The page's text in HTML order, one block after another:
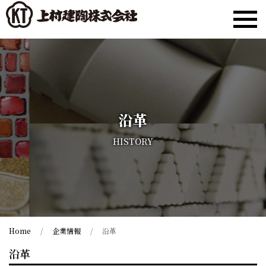
沿革
HISTORY
Home 企業情報 沿革
沿革